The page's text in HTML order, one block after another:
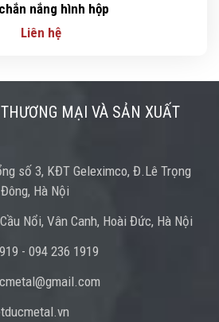
nắng hình hộp
Liên hệ
MẠI VÀ SẢN XUẤT
số 3, KĐT Geleximco, Đ.Lê Trọng
Hà Nội
Nổi, Vân Canh, Hoài Đức, Hà Nội
- 094 236 1919